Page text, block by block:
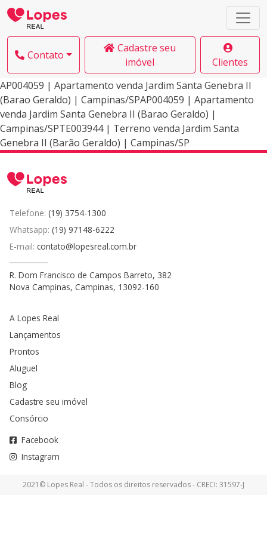
Contato
Cadastre seu
imóvel
Clientes
AP004059 | Apartamento venda Jardim Santa Genebra II
(Barao Geraldo) | Campinas/SPAP004059 | Apartamento
venda Jardim Santa Genebra II (Barao Geraldo) |
Campinas/SPTE003944 | Terreno venda Jardim Santa
Genebra II (Barão Geraldo) | Campinas/SP
Telefone: (19) 3754-1300
Whatsapp: (19) 97148-6222
E-mail: contato@lopesreal.com.br
R. Dom Francisco de Campos Barreto, 382
Nova Campinas, Campinas, 13092-160
A Lopes Real
Lançamentos
Prontos
Aluguel
Blog
Cadastre seu imóvel
Consórcio
Facebook
Instagram
2021© Lopes Real - Todos os direitos reservados - CRECI: 31597-J